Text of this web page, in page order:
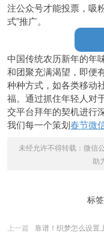
注公众号才能投票，吸
式”推广。
中国传统农历新年的年
和团聚充满渴望，即便
种种方式，如各类移动
福。通过抓住年轻人对
交平台拜年的契机进行
我们每一个策划春节微
未经允许不得转载： 微信
助
标签
上一篇
靠谱！织梦怎么设置